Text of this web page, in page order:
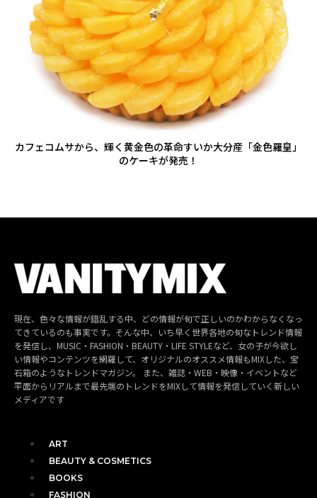
カフェコムサから、輝く黄金色の革命すいか大分産「金色羅皇」
のケーキが発売！
現在、色々な情報が錯乱する中、どの情報が旬で正しいのかわからなくなっ
てきているのも事実です。そんな中、いち早く世界各地の旬なトレンド情報
を発信し、MUSIC・FASHION・BEAUTY・LIFE STYLEなど、女の子が今欲し
い情報やコンテンツを網羅して、オリジナルのオススメ情報もMIXした、宝
石箱のようなトレンドマガジン。 また、雑誌・WEB・映像・イベントなど
平面からリアルまで最先端のトレンドをMIXして情報を発信していく新しい
メディアです
ART
BEAUTY & COSMETICS
BOOKS
FASHION